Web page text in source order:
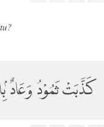
كَذَّبَتْ ثَمُوْدُ وَعَادٌ